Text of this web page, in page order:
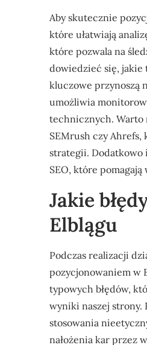
Aby skutecznie
które ułatwiają
które pozwala na
dowiedzieć się, jakie
kluczowe przynoszą
umożliwia
technicznych. Warto
SEMrush czy
strategii. Dodatkowo
SEO, które
Jakie
Elblągu
Podczas realizacji
pozycjonowaniem w
typowych błędów,
wyniki naszej strony.
stosowania
nałożenia kar przez